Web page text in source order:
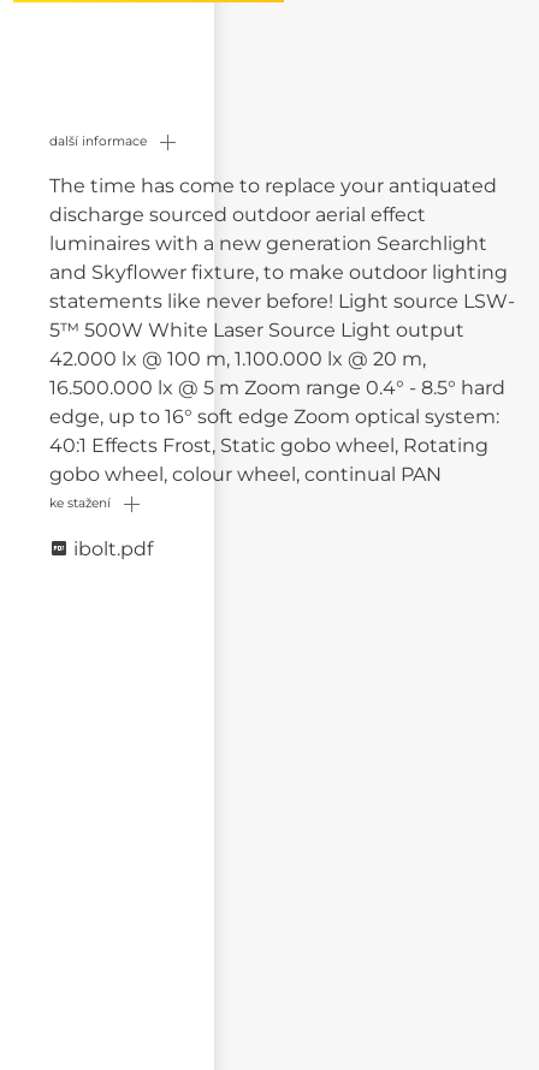
další informace
The time has come to replace your antiquated
discharge sourced outdoor aerial effect
luminaires with a new generation Searchlight
and Skyflower fixture, to make outdoor lighting
statements like never before! Light source LSW-
5™ 500W White Laser Source Light output
42.000 lx @ 100 m, 1.100.000 lx @ 20 m,
16.500.000 lx @ 5 m Zoom range 0.4° - 8.5° hard
edge, up to 16° soft edge Zoom optical system:
40:1 Effects Frost, Static gobo wheel, Rotating
gobo wheel, colour wheel, continual PAN
ke stažení
ibolt.pdf